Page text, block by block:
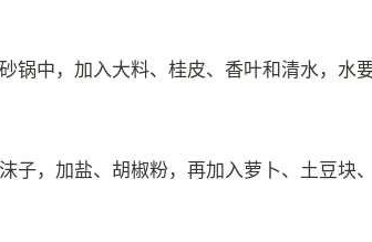
锅中，加入大料、桂皮、香叶和清水，水
子，加盐、胡椒粉，再加入萝卜、土豆块